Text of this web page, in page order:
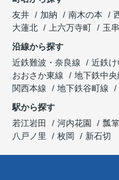
友井
加納 南木の本
大蓮北
上六万寺町
玉
沿線から探す
近鉄難波・奈良線
近鉄け
おおさか東線
地下鉄中央
関西本線
地下鉄谷町線
駅から探す
若江岩田
河内花園 瓢
八戸ノ里
枚岡 新石切